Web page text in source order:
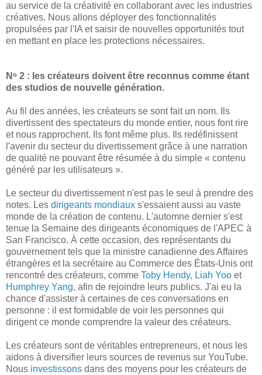
au service de la créativité en collaborant avec les industries
créatives. Nous allons déployer des fonctionnalités
propulsées par l'IA et saisir de nouvelles opportunités tout
en mettant en place les protections nécessaires.
Nᵒ 2 : les créateurs doivent être reconnus comme étant
des studios de nouvelle génération.
Au fil des années, les créateurs se sont fait un nom. Ils
divertissent des spectateurs du monde entier, nous font rire
et nous rapprochent. Ils font même plus. Ils redéfinissent
l'avenir du secteur du divertissement grâce à une narration
de qualité ne pouvant être résumée à du simple « contenu
généré par les utilisateurs ».
Le secteur du divertissement n'est pas le seul à prendre des
notes. Les dirigeants mondiaux s'essaient aussi au vaste
monde de la création de contenu. L'automne dernier s'est
tenue la Semaine des dirigeants économiques de l'APEC à
San Francisco. À cette occasion, des représentants du
gouvernement tels que la ministre canadienne des Affaires
étrangères et la secrétaire au Commerce des États-Unis ont
rencontré des créateurs, comme Toby Hendy, Liah Yoo et
Humphrey Yang, afin de rejoindre leurs publics. J'ai eu la
chance d'assister à certaines de ces conversations en
personne : il est formidable de voir les personnes qui
dirigent ce monde comprendre la valeur des créateurs.
Les créateurs sont de véritables entrepreneurs, et nous les
aidons à diversifier leurs sources de revenus sur YouTube.
Nous investissons dans des moyens pour les créateurs de